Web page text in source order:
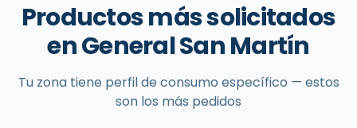
Productos más solicitados
enGeneral San Martín
Tu zona tiene perfil de consumo específico — estos
son los más pedidos